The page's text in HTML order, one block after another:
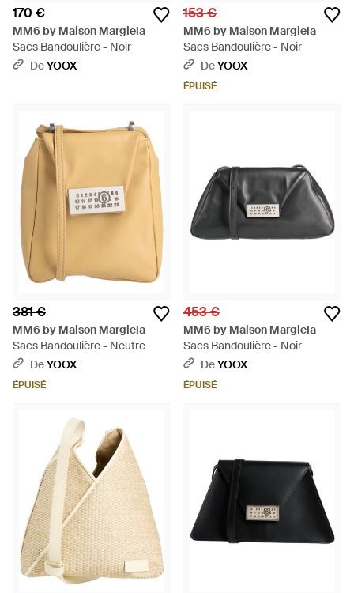
170 €
MM6 by Maison Margiela
Sacs Bandoulière - Noir
DeYOOX
153 €
MM6 by Maison Margiela
Sacs Bandoulière - Noir
DeYOOX
ÉPUISÉ
381 €
MM6 by Maison Margiela
Sacs Bandoulière - Neutre
DeYOOX
ÉPUISÉ
453 €
MM6 by Maison Margiela
Sacs Bandoulière - Noir
DeYOOX
ÉPUISÉ